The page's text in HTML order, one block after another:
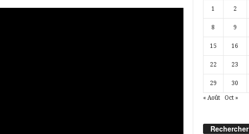
1 2
8 9
15 16
22 23
29 30
« Août Oct »
Rechercher